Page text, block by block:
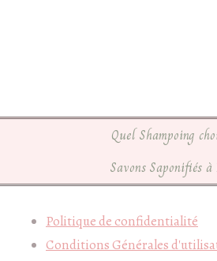
Quel Shampoing
Savons Saponifiés
Politique de confidentialité
Conditions Générales